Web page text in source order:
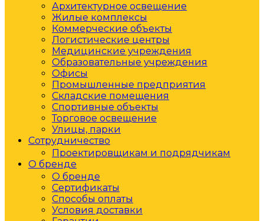
Архитектурное освещение
Жилые комплексы
Коммерческие объекты
Логистические центры
Медицинские учреждения
Образовательные учреждения
Офисы
Промышленные предприятия
Складские помещения
Спортивные объекты
Торговое освещение
Улицы, парки
Сотрудничество
Проектировщикам и подрядчикам
О бренде
О бренде
Сертификаты
Способы оплаты
Условия доставки